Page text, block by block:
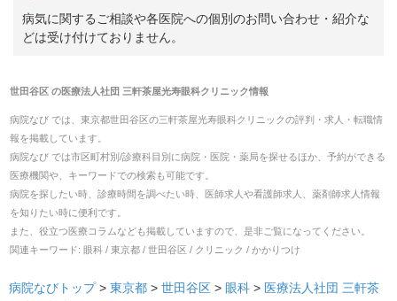
病気に関するご相談や各医院への個別のお問い合わせ・紹介な
どは受け付けておりません。
世田谷区 の医療法人社団 三軒茶屋光寿眼科クリニック情報
病院なび では、 東京都世田谷区の三軒茶屋光寿眼科クリニックの評判・求人・転職情
報を掲載しています。
病院なび では市区町村別/診療科目別に病院・医院・薬局を探せるほか、予約ができる
医療機関や、キーワードでの検索も可能です。
病院を探したい時、診療時間を調べたい時、医師求人や看護師求人、薬剤師求人情報
を知りたい時に便利です。
また、役立つ医療コラムなども掲載していますので、是非ご覧になってください。
関連キーワード: 眼科 / 東京都 / 世田谷区 / クリニック / かかりつけ
病院なびトップ > 東京都 > 世田谷区 > 眼科 > 医療法人社団 三軒茶